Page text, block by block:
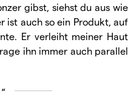
gibst, siehst du aus wie
ist auch so ein Produkt, auf
Er verleiht meiner Haut
ihn immer auch parallel